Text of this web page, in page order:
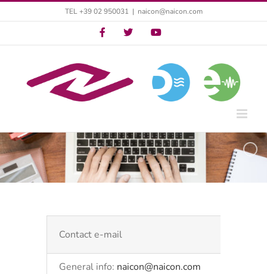
to
TEL +39 02 950031 | naicon@naicon.com
TwitterTwitterYouTube
Contact e-mail
General info: naicon@naicon.com